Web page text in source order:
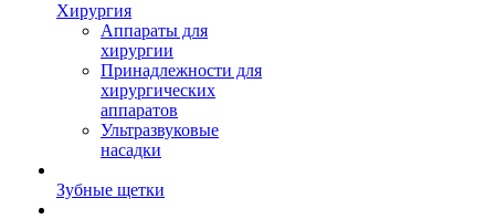
Хирургия
Аппараты для
хирургии
Принадлежности для
хирургических
аппаратов
Ультразвуковые
насадки
Зубные щетки